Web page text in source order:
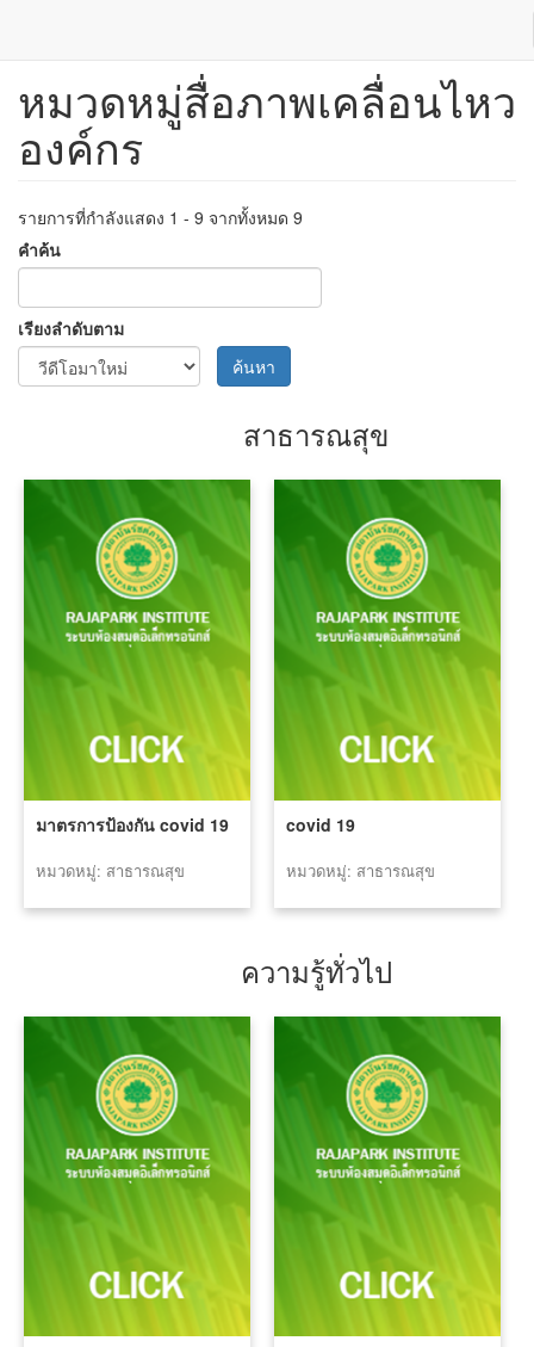
ข้าม
เนื้อหา
หมวดหมู่สื่อภาพเคลื่อนไหว
องค์กร
รายการที่กำลังแสดง 1 - 9 จากทั้งหมด 9
คำค้น
เรียงลำดับตาม
ค้นหา
สาธารณสุข
มาตรการป้องกัน covid 19
หมวดหมู่: สาธารณสุข
covid 19
หมวดหมู่: สาธารณสุข
ความรู้ทั่วไป